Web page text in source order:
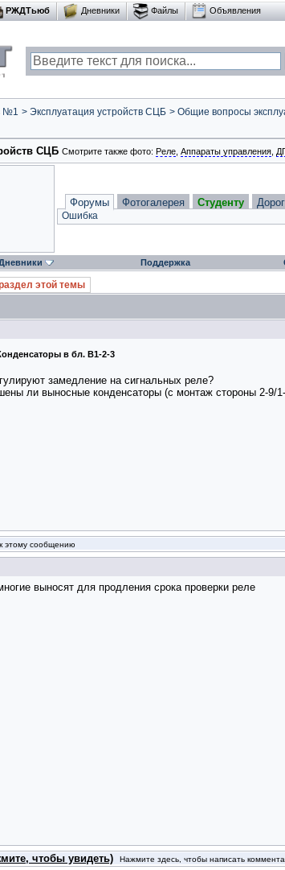
РЖДТьюб Дневники Файлы Объявления
№1 > Эксплуатация устройств СЦБ > Общие вопросы
СЦБ Смотрите также фото: Реле Аппараты управления
Форумы Фотогалерея Студенту
Ошибка
Поддержка
этой темы
в бл. В1-2-3
замедление на сигнальных реле?
ли выносные конденсаторы (с монтаж стороны 2-9/
этому сообщению
выносят для продления срока проверки реле
чтобы увидеть) Нажмите здесь, чтобы написать